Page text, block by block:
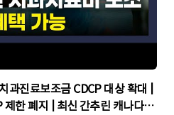
진료보조금 CDCP 대상 확대 |
한 폐지 | 최신 간추린 캐나다뉴